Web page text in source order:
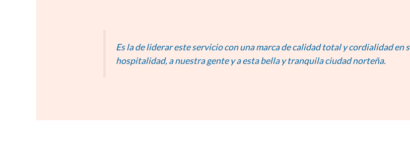
Es la de liderar este servicio con una marca de calidad total y cordialidad
hospitalidad, a nuestra gente y a esta bella y tranquila ciudad norteña.